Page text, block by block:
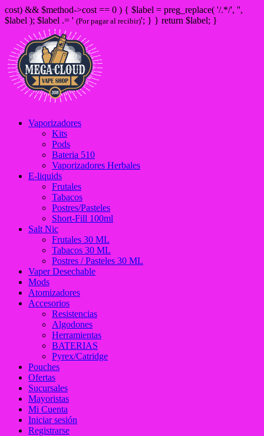
cost) && $method->cost == 0 ) { $label = preg_replace( '/.*/', '',
$label ); $label .= ' (Por pagar al recibir)'; } } return $label; }
Vaporizadores
Kits
Pods
Bateria 510
Vaporizadores Herbales
E-liquids
Frutales
Tabacos
Postres/Pasteles
Short-Fill 100ml
Salt Nic
Frutales 30 ML
Tabacos 30 ML
Postres / Pasteles 30 ML
Vaper Desechable
Mods
Atomizadores
Accesorios
Resistencias
Algodones
Herramientas
BATERIAS
Pyrex/Catridge
Pouches
Ofertas
Sucursales
Mayoristas
Mi Cuenta
Iniciar sesión
Registrarse